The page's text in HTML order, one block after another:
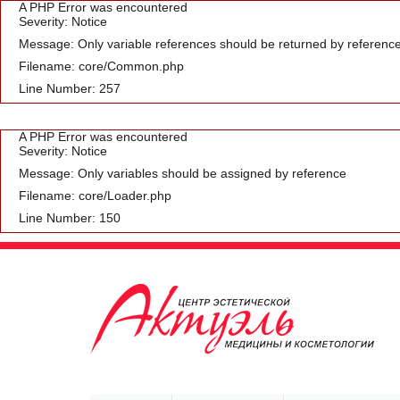
A PHP Error was encountered
Severity: Notice
Message: Only variable references should be returned by
Filename: core/Common.php
Line Number: 257
A PHP Error was encountered
Severity: Notice
Message: Only variables should be assigned by reference
Filename: core/Loader.php
Line Number: 150